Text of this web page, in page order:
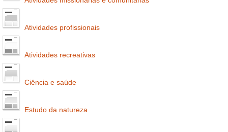
Atividades profissionais
Atividades recreativas
Ciência e saúde
Estudo da natureza